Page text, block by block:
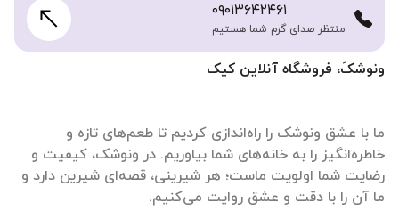
ونوشکَ، فروشگاه آنلاین کیک
ما با عشق ونوشک را راه‌اندازی کردیم تا طعم‌های تازه و
خاطره‌انگیز را به خانه‌های شما بیاوریم. در ونوشک، کیفیت و
رضایت شما اولویت ماست؛ هر شیرینی، قصه‌ای شیرین دارد و
ما آن را با دقت و عشق روایت می‌کنیم.
۰۹۰۱۳۶۴۲۴۶۱
منتظر صدای گرم شما هستیم